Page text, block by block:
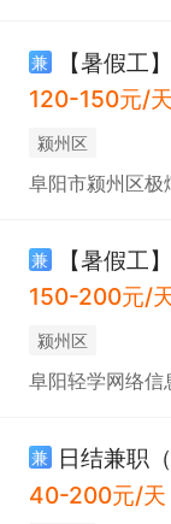
兼
【暑假工
120-150元/天
颍州区
阜阳市颍州区极
兼
【暑假工
150-200元/天
颍州区
阜阳轻学网络信
兼
日结兼职
40-200元/天